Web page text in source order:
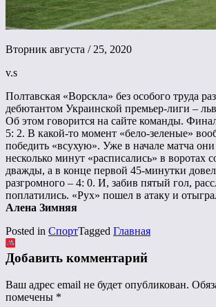
Вторник августа / 25, 2020
v.s
Полтавская «Ворскла» без особого труда
дебютантом Украинской премьер-лиги –
Об этом говорится на сайте команды.
5: 2. В какой-то момент «бело-зеленые»
победить «всухую». Уже в начале матча они
несколько минут «расписались» в воротах
дважды, а в конце первой 45-минутки
разгромного – 4: 0. И, забив пятый гол,
поплатились. «Рух» пошел в атаку и
Алена Зимняя
Posted in СпортTagged Главная
Добавить комментарий
Ваш адрес email не будет опубликован.
помечены *